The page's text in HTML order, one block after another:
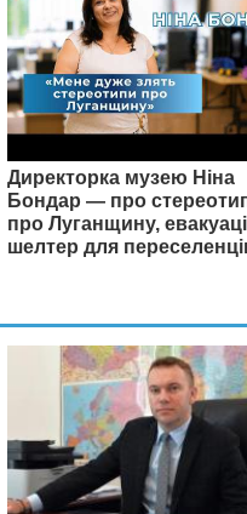
Директорка музею Ніна
Бондар — про
про Луганщину,
шелтер для